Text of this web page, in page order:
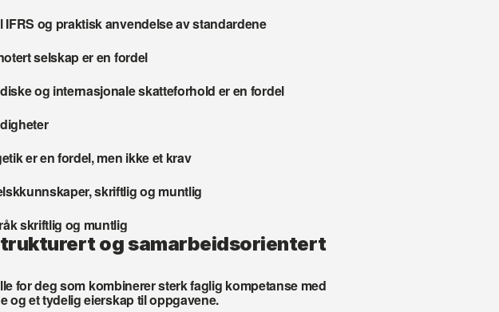
IFRS og praktisk anvendelse av standardene
selskap er en fordel
og internasjonale skatteforhold er en fordel
er en fordel, men ikke et krav
skriftlig og muntlig
skriftlig og muntlig
og samarbeidsorientert
for deg som kombinerer sterk faglig kompetanse med
og et tydelig eierskap til oppgavene.